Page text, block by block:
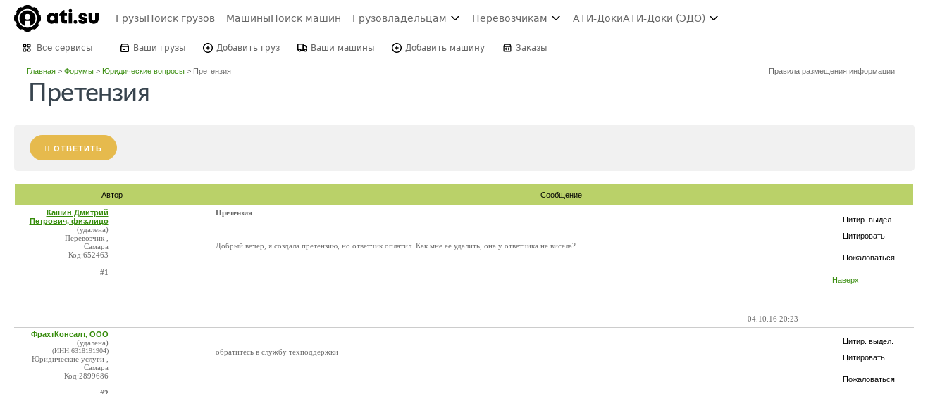
ГрузыПоиск грузов МашиныПоиск машин Грузовладельцам Перевозчикам АТИ-ДокиАТИ-Доки (ЭДО)
Все сервисы Ваши грузы Добавить груз Ваши машины Добавить машину Заказы
Главная >Форумы >Юридические вопросы > Претензия Правила размещения информации
Претензия
ОТВЕТИТЬ
Автор Сообщение
Цитир. выдел.
Цитировать
Пожаловаться
Наверх
Кашин Дмитрий
Петрович, физ.лицо
(удалена)
Перевозчик ,
Самара
Код:652463
#1
Претензия
Добрый вечер, я создала претензию, но ответчик оплатил. Как мне ее удалить, она у ответчика не висела?
04.10.16 20:23
Цитир. выдел.
Цитировать
Пожаловаться
ФрахтКонсалт, ООО
(удалена)
(ИНН:6318191904)
Юридические услуги ,
Самара
Код:2899686
обратитесь в службу техподдержки